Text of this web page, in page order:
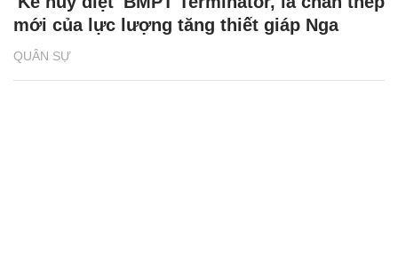
QUÂN SỰ
mới của lực lượng tăng thiết giáp Nga